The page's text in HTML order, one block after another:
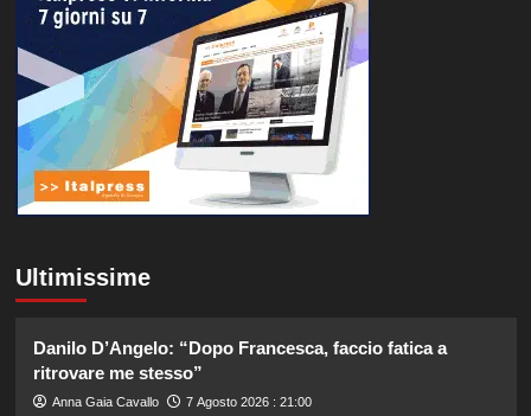
Ultimissime
Danilo D’Angelo: “Dopo Francesca, faccio fatica a
ritrovare me stesso”
Anna Gaia Cavallo 7 Agosto 2026 : 21:00